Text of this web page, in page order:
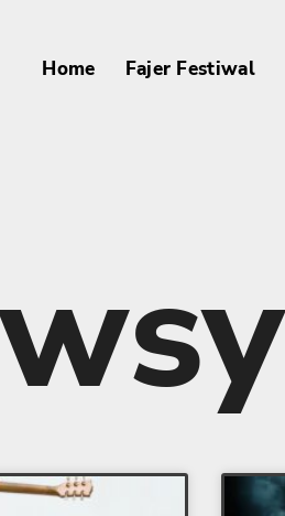
Home Fajer Festiwal